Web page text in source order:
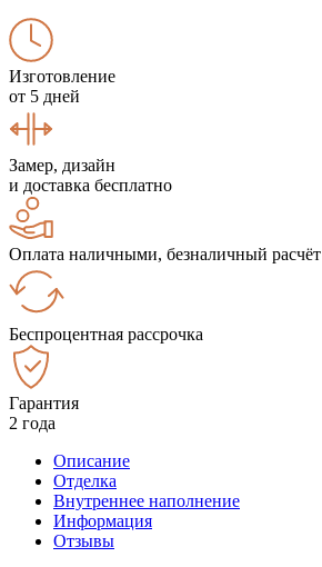
Изготовление
от 5 дней
Замер, дизайн
и доставка бесплатно
Оплата наличными, безналичный расчёт
Беспроцентная рассрочка
Гарантия
2 года
Описание
Отделка
Внутреннее наполнение
Информация
Отзывы